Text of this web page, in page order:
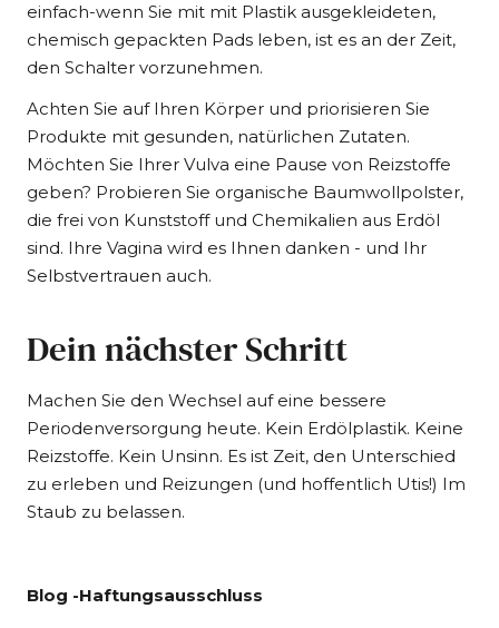
einfach-wenn Sie mit mit Plastik ausgekleideten,
chemisch gepackten Pads leben, ist es an der Zeit,
den Schalter vorzunehmen.
Achten Sie auf Ihren Körper und priorisieren Sie
Produkte mit gesunden, natürlichen Zutaten.
Möchten Sie Ihrer Vulva eine Pause von Reizstoffe
geben? Probieren Sie organische Baumwollpolster,
die frei von Kunststoff und Chemikalien aus Erdöl
sind. Ihre Vagina wird es Ihnen danken - und Ihr
Selbstvertrauen auch.
Dein nächster Schritt
Machen Sie den Wechsel auf eine bessere
Periodenversorgung heute. Kein Erdölplastik. Keine
Reizstoffe. Kein Unsinn. Es ist Zeit, den Unterschied
zu erleben und Reizungen (und hoffentlich Utis!) Im
Staub zu belassen.
Blog -Haftungsausschluss